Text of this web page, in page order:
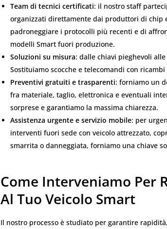
Team di tecnici certificati: il nostro staff
organizzati direttamente dai produttori di chip
padroneggiare i protocolli più recenti e di
modelli Smart fuori produzione.
Soluzioni su misura: dalle chiavi pieghevoli
Sostituiamo scocche e telecomandi con
Preventivi gratuiti e trasparenti: forniamo un
fra materiale, taglio, elettronica e eventuali
sorprese e garantiamo la massima chiarezza.
Assistenza urgente e servizio mobile: per
interventi fuori sede con veicolo attrezzato,
smarrita o danneggiata, forniamo una chiave
Come Interveniamo Per
Al Tuo Veicolo Smart
Il nostro processo è studiato per garantire